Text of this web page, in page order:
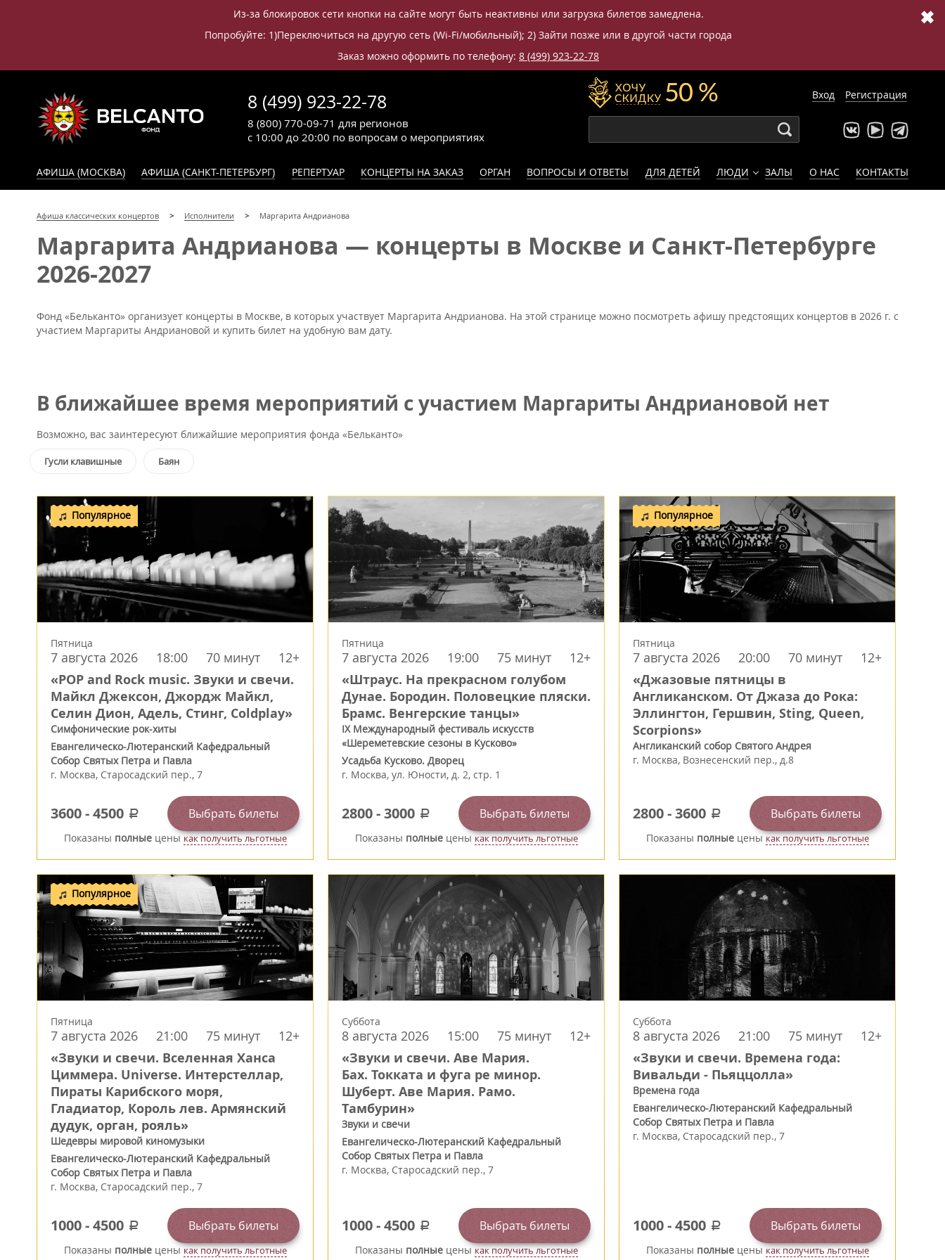
Из-за блокировок сети кнопки на сайте могут быть неактивны или загрузка билетов замедлена.
Попробуйте: 1)Переключиться на другую сеть (Wi-Fi/мобильный); 2) Зайти позже или в другой части города
Заказ можно оформить по телефону: 8 (499) 923-22-78
✖
8 (499) 923-22-78
с 10:00 до 20:00 по вопросам о мероприятиях
8 (800) 770-09-71 для регионов
Вход Регистрация
АФИША (МОСКВА) АФИША (САНКТ-ПЕТЕРБУРГ) РЕПЕРТУАР КОНЦЕРТЫ НА ЗАКАЗ ОРГАН ВОПРОСЫ И ОТВЕТЫ ДЛЯ ДЕТЕЙ ЛЮДИ ЗАЛЫ О НАС КОНТАКТЫ
Афиша классических концертов Исполнители Маргарита Андрианова
Маргарита Андрианова — концерты в Москве и Санкт-Петербурге
2026-2027
Фонд «Бельканто» организует концерты в Москве, в которых участвует Маргарита Андрианова. На этой странице можно посмотреть афишу предстоящих концертов в 2026 г. с
участием Маргариты Андриановой и купить билет на удобную вам дату.
В ближайшее время мероприятий с участием Маргариты Андриановой нет
Возможно, вас заинтересуют ближайшие мероприятия фонда «Бельканто»
Гусли клавишные Баян
Популярное
Пятница
7 августа 2026 18:00 70 минут 12+
«POP and Rock music. Звуки и свечи.
Майкл Джексон, Джордж Майкл,
Селин Дион, Адель, Стинг, Coldplay»
Симфонические рок-хиты
Евангелическо-Лютеранский Кафедральный
Собор Святых Петра и Павла
г. Москва, Старосадский пер., 7
3600-4500 a Выбрать билеты
Показаны полныеценыкак получить льготные
Пятница
7 августа 2026 19:00 75 минут 12+
«Штраус. На прекрасном голубом
Дунае. Бородин. Половецкие пляски.
Брамс. Венгерские танцы»
IX Международный фестиваль искусств
«Шереметевские сезоны в Кусково»
Усадьба Кусково. Дворец
г. Москва, ул. Юности, д. 2, стр. 1
2800-3000 a Выбрать билеты
Показаны полныеценыкак получить льготные
Популярное
Пятница
7 августа 2026 20:00 70 минут 12+
«Джазовые пятницы в
Англиканском. От Джаза до Рока:
Эллингтон, Гершвин, Sting, Queen,
Scorpions»
Англиканский собор Святого Андрея
г. Москва, Вознесенский пер., д.8
2800-3600 a Выбрать билеты
Показаны полныеценыкак получить льготные
Популярное
Пятница
7 августа 2026 21:00 75 минут 12+
«Звуки и свечи. Вселенная Ханса
Циммера. Universe. Интерстеллар,
Пираты Карибского моря,
Гладиатор, Король лев. Армянский
дудук, орган, рояль»
Шедевры мировой киномузыки
Евангелическо-Лютеранский Кафедральный
Собор Святых Петра и Павла
г. Москва, Старосадский пер., 7
1000-4500 a Выбрать билеты
Показаны полныеценыкак получить льготные
Суббота
8 августа 2026 15:00 75 минут 12+
«Звуки и свечи. Аве Мария.
Бах. Токката и фуга ре минор.
Шуберт. Аве Мария. Рамо.
Тамбурин»
Звуки и свечи
Евангелическо-Лютеранский Кафедральный
Собор Святых Петра и Павла
г. Москва, Старосадский пер., 7
1000-4500 a Выбрать билеты
Показаны полныеценыкак получить льготные
Суббота
8 августа 2026 21:00 75 минут 12+
«Звуки и свечи. Времена года:
Вивальди - Пьяццолла»
Времена года
Евангелическо-Лютеранский Кафедральный
Собор Святых Петра и Павла
г. Москва, Старосадский пер., 7
1000-4500 a Выбрать билеты
Показаны полныеценыкак получить льготные